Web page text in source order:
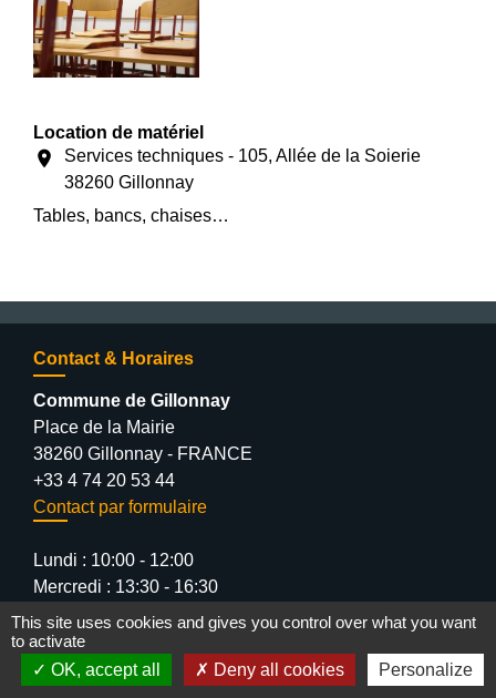
Location de matériel
location_on
Services techniques - 105, Allée de la Soierie
38260 Gillonnay
Tables, bancs, chaises…
Contact & Horaires
Commune de Gillonnay
Place de la Mairie
38260 Gillonnay - FRANCE
+33 4 74 20 53 44
Contact par formulaire
Lundi : 10:00 - 12:00
Mercredi : 13:30 - 16:30
Vendredi : 10:00 - 12:00 / 15:00 - 18:00
This site uses cookies and gives you control over what you want
to activate
OK, accept all
Deny all cookies Personalize